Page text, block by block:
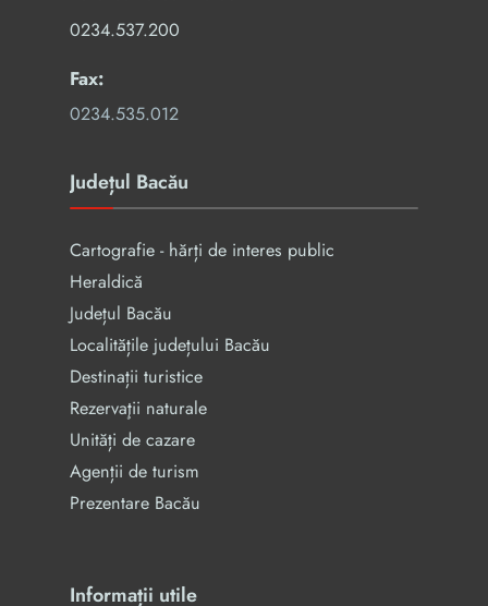
0234.537.200
Fax:
0234.535.012
Județul Bacău
Cartografie - hărți de interes public
Heraldică
Județul Bacău
Localitățile județului Bacău
Destinații turistice
Rezervaţii naturale
Unități de cazare
Agenții de turism
Prezentare Bacău
Informații utile